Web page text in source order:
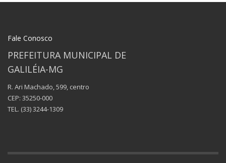
Fale Conosco
PREFEITURA MUNICIPAL DE
GALILÉIA-MG
R. Ari Machado, 599, centro
CEP: 35250-000
TEL. (33) 3244-1309